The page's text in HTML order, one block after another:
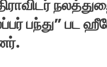
பந்து”